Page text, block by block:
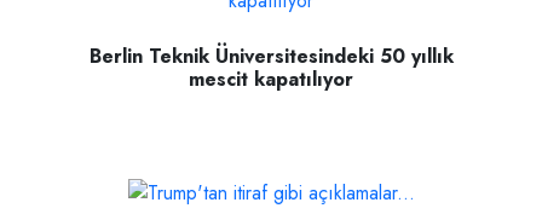
Berlin Teknik Üniversitesindeki 50 yıllık
mescit kapatılıyor